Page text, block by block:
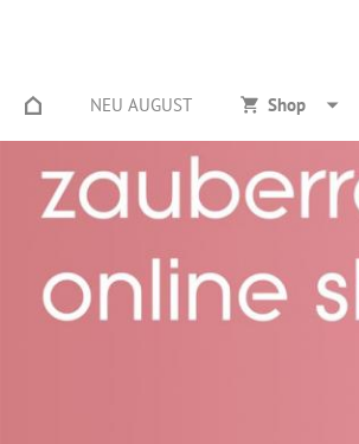
NEU AUGUST Shop